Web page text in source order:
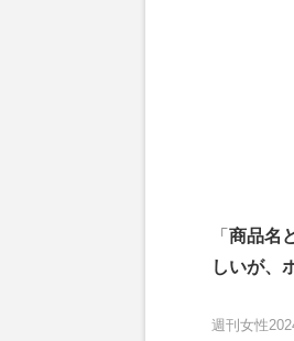
「 商品名
しいが、
週刊女性